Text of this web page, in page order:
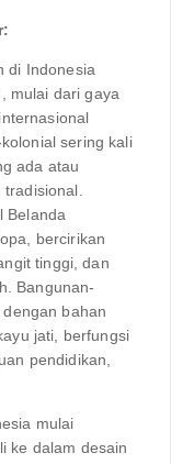
di Indonesia
mulai dari gaya
sering kali
ada atau
Belanda
bercirikan
tinggi, dan
Bangunan-
bahan
jati, berfungsi
pendidikan,
mulai
ke dalam desain